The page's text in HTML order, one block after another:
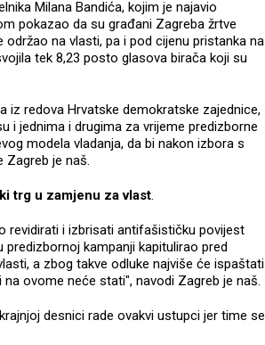
Milana Bandića, kojim je najavio
pokazao da su građani Zagreba žrtve
na vlasti, pa i pod cijenu pristanka na
tek 8,23 posto glasova birača koji su
iz redova Hrvatske demokratske zajednice,
i jednima i drugima za vrijeme predizborne
modela vladanja, da bi nakon izbora s
Zagreb je naš.
trg u zamjenu za vlast.
revidirati i izbrisati antifašističku povijest
kampanji kapitulirao pred
a zbog takve odluke najviše će ispaštati
ovome neće stati", navodi Zagreb je naš.
desnici rade ovakvi ustupci jer time se